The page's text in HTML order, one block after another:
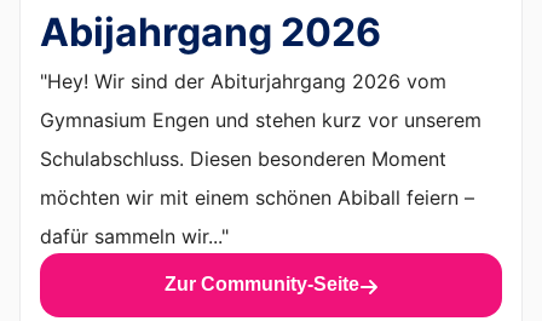
Abijahrgang 2026
"Hey! Wir sind der Abiturjahrgang 2026 vom
Gymnasium Engen und stehen kurz vor unserem
Schulabschluss. Diesen besonderen Moment
möchten wir mit einem schönen Abiball feiern –
dafür sammeln wir..."
Zur Community-Seite